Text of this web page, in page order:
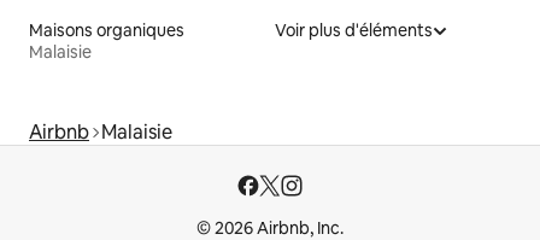
Maisons organiques
Malaisie
Voir plus d'éléments
Airbnb Malaisie
© 2026 Airbnb, Inc.